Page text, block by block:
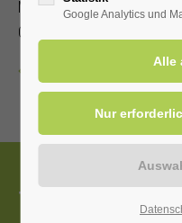
Malen, Stempeltechnik
Ohne Anmeldung, Dauer
Tourist-Information
Google Analytics und